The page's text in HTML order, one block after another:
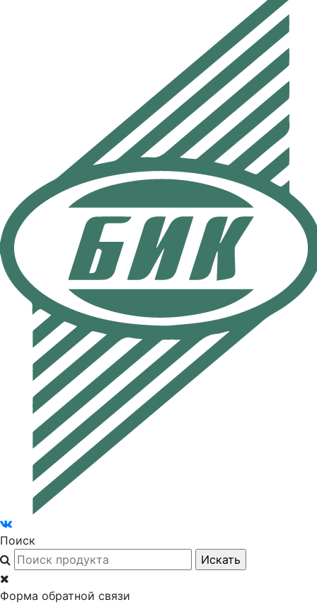
Поиск
Форма обратной связи